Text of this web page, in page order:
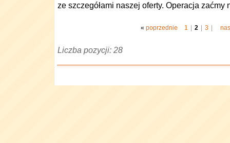
ze szczegółami naszej oferty. Operacja zaćmy
« poprzednie 1 2 3
Liczba pozycji: 28